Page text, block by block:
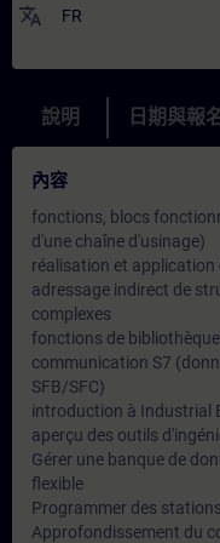
translate FR
說明 日期與報
內容
fonctions, blocs
d'une chaîne d'usinage)
réalisation et application
adressage indirect de
complexes
fonctions de
communication S7
SFB/SFC)
introduction à Industrial
aperçu des outils
Gérer une banque de
flexible
Programmer des
Approfondissement du